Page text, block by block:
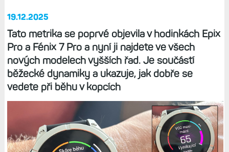
19.12.2025
Tato metrika se poprvé objevila v hodinkách Epix
Pro a Fénix 7 Pro a nyní ji najdete ve všech
nových modelech vyšších řad. Je součástí
běžecké dynamiky a ukazuje, jak dobře se
vedete při běhu v kopcích